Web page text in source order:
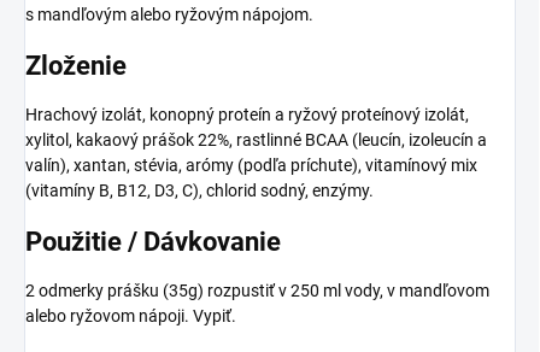
s mandľovým alebo ryžovým nápojom.
Zloženie
Hrachový izolát, konopný proteín a ryžový proteínový izolát,
xylitol, kakaový prášok 22%, rastlinné BCAA (leucín, izoleucín a
valín), xantan, stévia, arómy (podľa príchute), vitamínový mix
(vitamíny B, B12, D3, C), chlorid sodný, enzýmy.
Použitie / Dávkovanie
2 odmerky prášku (35g) rozpustiť v 250 ml vody, v mandľovom
alebo ryžovom nápoji. Vypiť.